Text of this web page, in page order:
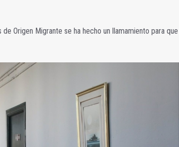
Origen Migrante se ha hecho un llamamiento para que